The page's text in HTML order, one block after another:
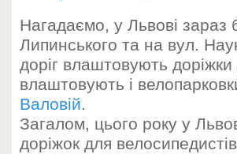
Нагадаємо, у Львові зараз
Липинського та на вул.
доріг влаштовують
влаштовують і
Валовій.
Загалом, цього року у
доріжок для